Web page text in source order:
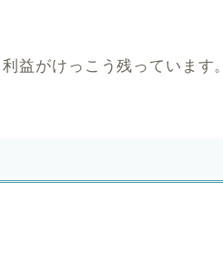
益がけっこう残っています。